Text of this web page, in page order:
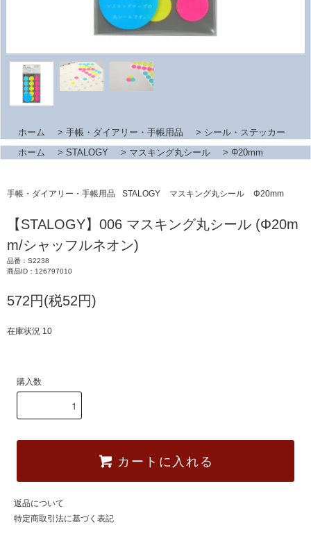
ホーム > 手帳・ダイアリー・手帳用品 > シール・ステッカー
ホーム
> STALOGY > マスキング丸シール > Φ20mm
手帳・ダイアリー・手帳用品 STALOGY マスキング丸シール Φ20mm
【STALOGY】006 マスキング丸シール (Φ20m
m/シャッフルネオン)
品番：S2238
商品ID：126797010
572円(税52円)
在庫状況 10
購入数
カートに入れる
返品について
特定商取引法に基づく表記